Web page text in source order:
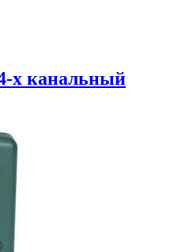
х канальный